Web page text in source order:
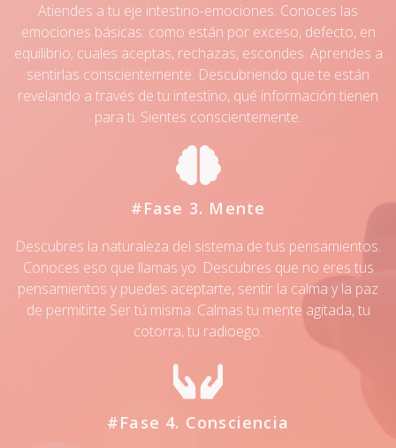
Atiendes a tu eje intestino-emociones. Conoces las
emociones básicas: como están por exceso, defecto, en
equilibrio; cuales aceptas, rechazas, escondes. Aprendes a
sentirlas conscientemente. Descubriendo que te están
revelando a través de tu intestino, qué información tienen
para ti. Sientes conscientemente.
#Fase 3. Mente
Descubres la naturaleza del sistema de tus pensamientos.
Conoces eso que llamas yo. Descubres que no eres tus
pensamientos y puedes aceptarte, sentir la calma y la paz
de permitirte Ser tú misma. Calmas tu mente agitada, tu
cotorra, tu radioego.
#Fase 4. Consciencia